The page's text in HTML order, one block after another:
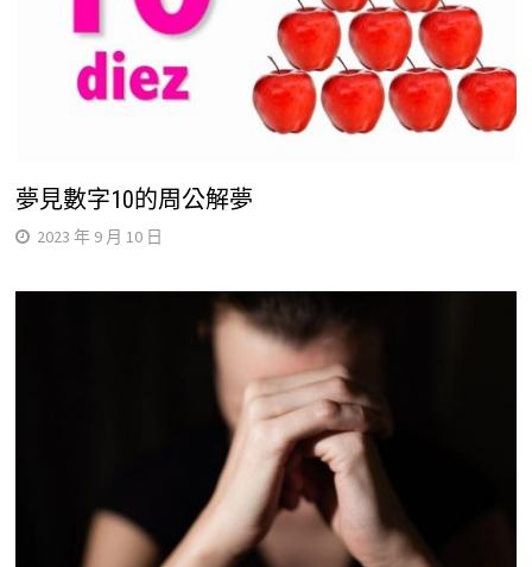
夢見數字10的周公解夢
2023 年 9 月 10 日